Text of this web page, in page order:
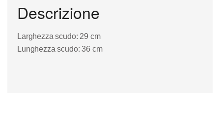
Descrizione
Larghezza scudo: 29 cm
Lunghezza scudo: 36 cm